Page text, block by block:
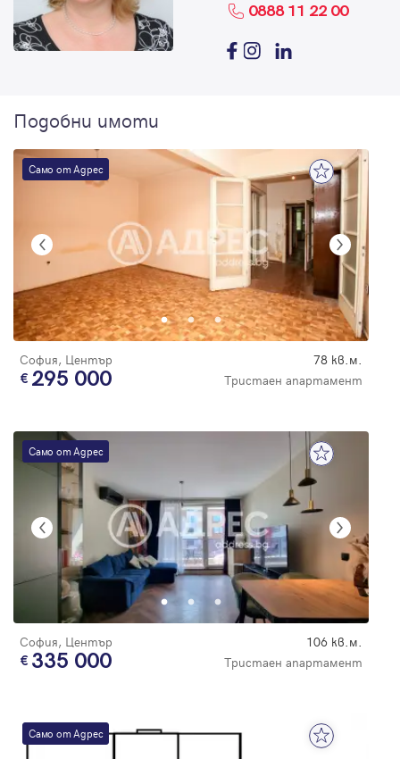
0888 11 22 00
Подобни имоти
Само от Адрес
София, Център 78 кв.м.
295 000 Тристаен апартамент
Само от Адрес
София, Център 106 кв.м.
335 000 Тристаен апартамент
Само от Адрес